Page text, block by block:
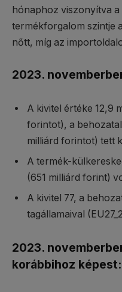
hónaphoz viszonyítva
termékforgalom szintje
nőtt, míg az
2023.
A kivitel értéke 12,9
forintot), a
milliárd forintot) tett
A termék-
(651 milliárd forint)
A kivitel 77, a
tagállamaival
2023.
korábbihoz képest: